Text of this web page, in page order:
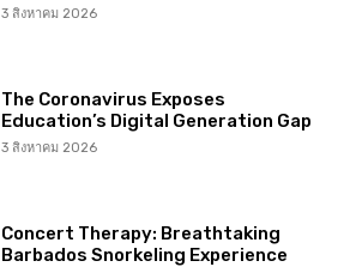
3 สิงหาคม 2026
The Coronavirus Exposes
Education’s Digital Generation Gap
3 สิงหาคม 2026
Concert Therapy: Breathtaking
Barbados Snorkeling Experience